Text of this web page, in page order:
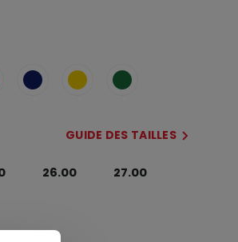
GUIDE DES TAILLES
26.00 27.00